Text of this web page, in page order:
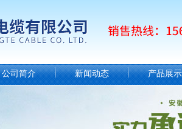
公司简介 新闻动态 产品展示